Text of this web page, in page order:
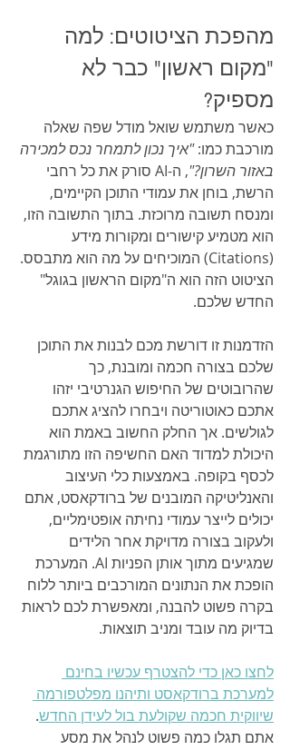
מהפכת הציטוטים: למה
"מקום ראשון" כבר לא
מספיק?
כאשר משתמש שואל מודל שפה שאלה
מורכבת כמו: "איך נכון לתמחר נכס למכירה
באזור השרון?"
, ה-AI סורק את כל רחבי
הרשת, בוחן את עמודי התוכן הקיימים,
ומנסח תשובה מרוכזת. בתוך התשובה הזו,
הוא מטמיע קישורים ומקורות מידע
(Citations) המוכיחים על מה הוא מתבסס.
הציטוט הזה הוא ה"מקום הראשון בגוגל"
החדש שלכם.
הזדמנות זו דורשת מכם לבנות את התוכן
שלכם בצורה חכמה ומובנת, כך
שהרובוטים של החיפוש הגנרטיבי יזהו
אתכם כאוטוריטה ויבחרו להציג אתכם
לגולשים. אך החלק החשוב באמת הוא
היכולת למדוד האם החשיפה הזו מתורגמת
לכסף בקופה. באמצעות כלי העיצוב
והאנליטיקה המובנים של ברודקאסט, אתם
יכולים לייצר עמודי נחיתה אופטימליים,
ולעקוב בצורה מדויקת אחר הלידים
שמגיעים מתוך אותן הפניות AI. המערכת
הופכת את הנתונים המורכבים ביותר ללוח
בקרה פשוט להבנה, ומאפשרת לכם לראות
בדיוק מה עובד ומניב תוצאות.
לחצו כאן כדי להצטרף עכשיו בחינם
למערכת ברודקאסט ותיהנו מפלטפורמה
שיווקית חכמה שקולעת בול לעידן החדש.
אתם תגלו כמה פשוט לנהל את מסע